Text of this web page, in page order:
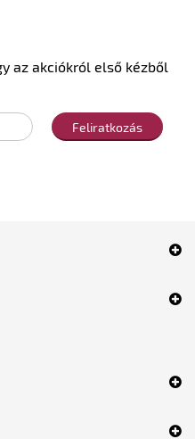
az akciókról első kézből
Feliratkozás